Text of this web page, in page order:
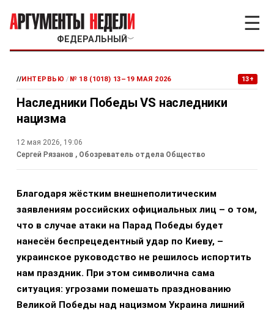
ФЕДЕРАЛЬНЫЙ ﹀
☰
//ИНТЕРВЬЮ / № 18 (1018) 13–19 МАЯ 2026 13+
Наследники Победы VS наследники
нацизма
12 мая 2026, 19:06
Сергей Рязанов , Обозреватель отдела Общество
Благодаря жёстким внешнеполитическим
заявлениям российских официальных лиц – о том,
что в случае атаки на Парад Победы будет
нанесён беспрецедентный удар по Киеву, –
украинское руководство не решилось испортить
нам праздник. При этом символична сама
ситуация: угрозами помешать празднованию
Великой Победы над нацизмом Украина лишний